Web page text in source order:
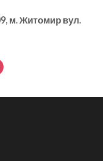
м.Житомир вул.